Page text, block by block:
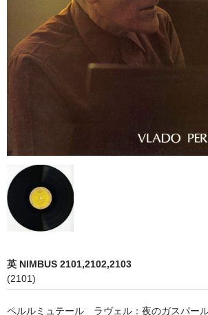
合唱
CD&BOOK
PICK UP
ABOUT
NEWS
英 NIMBUS 2101,2102,2103
(2101)
ペルルミュテール ラヴェル：夜のガスパー